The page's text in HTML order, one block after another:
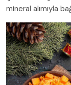
mineral alımıyla